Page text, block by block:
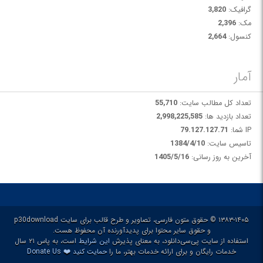
گرافیک: 3,820
مک: 2,396
کنسول:2,664
آمار
تعداد کل مطالب سایت: 55,710
تعداد بازدید ها: 2,998,225,585
IP شما:
79.127.127.71
تاسیس سایت: 1384/4/10
آخرین به روز رسانی: 1405/5/16
۱۳۸۳-۱۴۰۵ © حقوق متون فارسی، تصاویر و طرح قالب برای سایت p30download
و حقوق سایر محتوا برای پدیدآورنده آن محفوظ هست.
استفاده از سایت پی‌سی‌دانلود، به معنای پذیرش این شرایط
است، به پاس ۲۱ سال
خدمات رایگان و برای ارائه خدمات بهتر، ما راحمایت کنید ❤️